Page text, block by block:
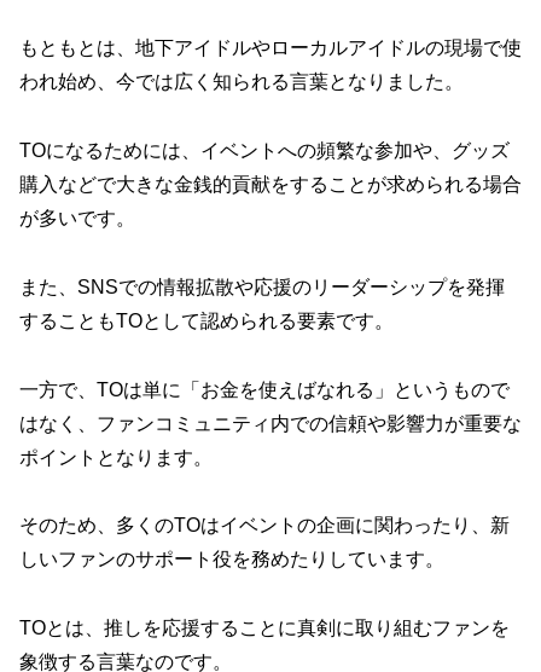
もともとは、地下アイドルやローカルアイドルの現場で使
われ始め、今では広く知られる言葉となりました。
TOになるためには、イベントへの頻繁な参加や、グッズ
購入などで大きな金銭的貢献をすることが求められる場合
が多いです。
また、SNSでの情報拡散や応援のリーダーシップを発揮
することもTOとして認められる要素です。
一方で、TOは単に「お金を使えばなれる」というもので
はなく、ファンコミュニティ内での信頼や影響力が重要な
ポイントとなります。
そのため、多くのTOはイベントの企画に関わったり、新
しいファンのサポート役を務めたりしています。
TOとは、推しを応援することに真剣に取り組むファンを
象徴する言葉なのです。